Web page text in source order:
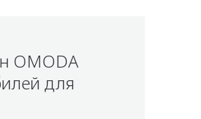
OMODA
для